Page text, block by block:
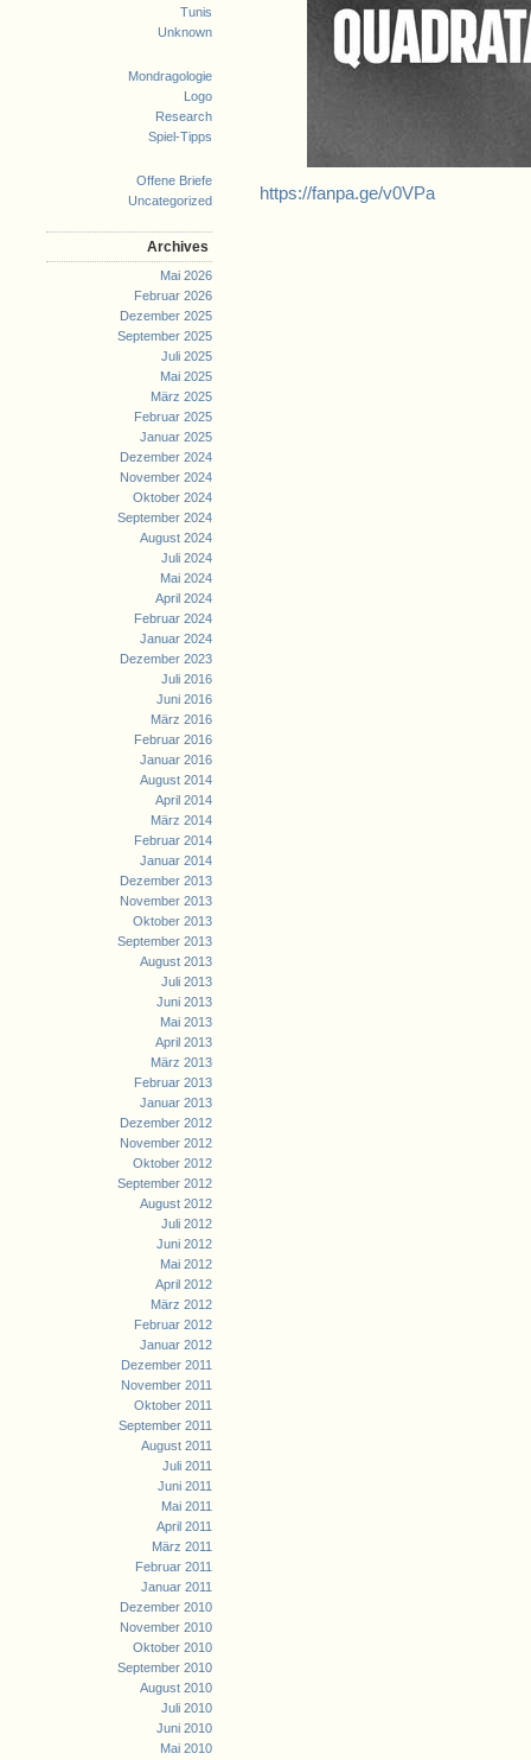
Tunis
Unknown
Mondragologie
Logo
Research
Spiel-Tipps
Offene Briefe
Uncategorized
Archives
Mai 2026
Februar 2026
Dezember 2025
September 2025
Juli 2025
Mai 2025
März 2025
Februar 2025
Januar 2025
Dezember 2024
November 2024
Oktober 2024
September 2024
August 2024
Juli 2024
Mai 2024
April 2024
Februar 2024
Januar 2024
Dezember 2023
Juli 2016
Juni 2016
März 2016
Februar 2016
Januar 2016
August 2014
April 2014
März 2014
Februar 2014
Januar 2014
Dezember 2013
November 2013
Oktober 2013
September 2013
August 2013
Juli 2013
Juni 2013
Mai 2013
April 2013
März 2013
Februar 2013
Januar 2013
Dezember 2012
November 2012
Oktober 2012
September 2012
August 2012
Juli 2012
Juni 2012
Mai 2012
April 2012
März 2012
Februar 2012
Januar 2012
Dezember 2011
November 2011
Oktober 2011
September 2011
August 2011
Juli 2011
Juni 2011
Mai 2011
April 2011
März 2011
Februar 2011
Januar 2011
Dezember 2010
November 2010
Oktober 2010
September 2010
August 2010
Juli 2010
Juni 2010
Mai 2010
https://fanpa.ge/v0VPa